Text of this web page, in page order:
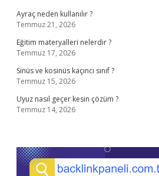
Ayraç neden kullanılır ?
Temmuz 21, 2026
Eğitim materyalleri nelerdir ?
Temmuz 17, 2026
Sinüs ve kosinüs kaçıncı sınıf ?
Temmuz 15, 2026
Uyuz nasıl geçer kesin çözüm ?
Temmuz 14, 2026